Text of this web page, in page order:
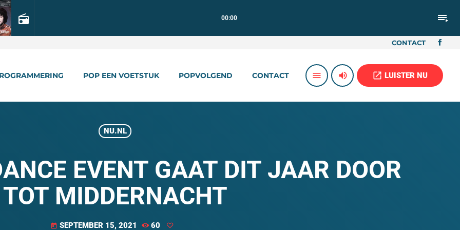
radio 00:00 playlist_play
CONTACT
POP EEN VOETSTUK POPVOLGEND CONTACT menu volume_up open_in_new LUISTER NU
NU.NL
EVENT GAAT DIT JAAR DOOR
TOT MIDDERNACHT
today SEPTEMBER 15, 2021 60